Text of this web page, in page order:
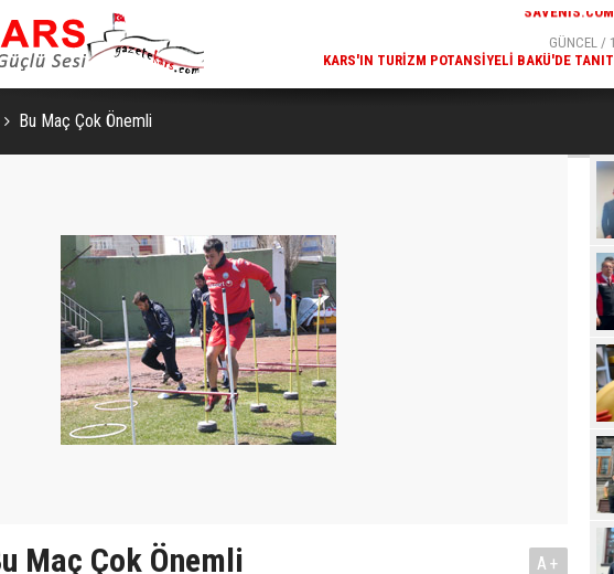
ALANI İÇIN YATAK ODASI MODELLERI
SAVENIS.COM’DA!
GÜNCEL /
KARS'IN TURIZM POTANSIYELI BAKÜ'DE
Bu Maç Çok Önemli
Maç Çok Önemli
A+